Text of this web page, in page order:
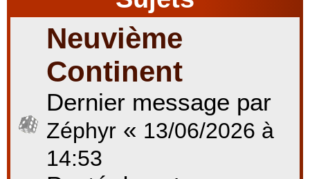
Neuvième
Continent
Dernier message par
Zéphyr « 13/06/2026 à
14:53